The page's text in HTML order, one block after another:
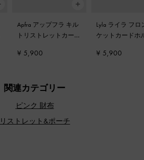
Apfra アップフラ キル
トリストレットカード
¥ 5,900
Lyla ライラ フロ
ケットカードホ
¥ 5,900
関連カテゴリー
ピンク 財布
リストレット&ポーチ